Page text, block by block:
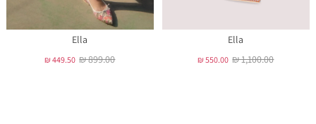
Ella
₪ 449.50 ₪ 899.00
Ella
₪ 550.00 ₪ 1,100.00